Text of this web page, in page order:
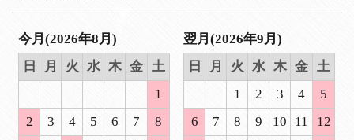
今月(2026年8月)
日
月 火 水 木 金
土
1
2
3 4 5 6 7
8
翌月(2026年9月)
日
月 火 水 木 金
土
1
2 3 4
5
6
7 8 9 10 11
12